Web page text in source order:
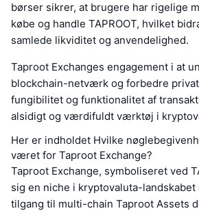
børser sikrer, at brugere har rigelige
købe og handle TAPROOT, hvilket
samlede likviditet og anvendelighed.
Taproot Exchanges engagement i at
blockchain-netværk og forbedre
fungibilitet og funktionalitet af
alsidigt og værdifuldt værktøj i
Her er indholdet Hvilke
været for Taproot Exchange?
Taproot Exchange, symboliseret ved
sig en niche i kryptovaluta-
tilgang til multi-chain Taproot Assets